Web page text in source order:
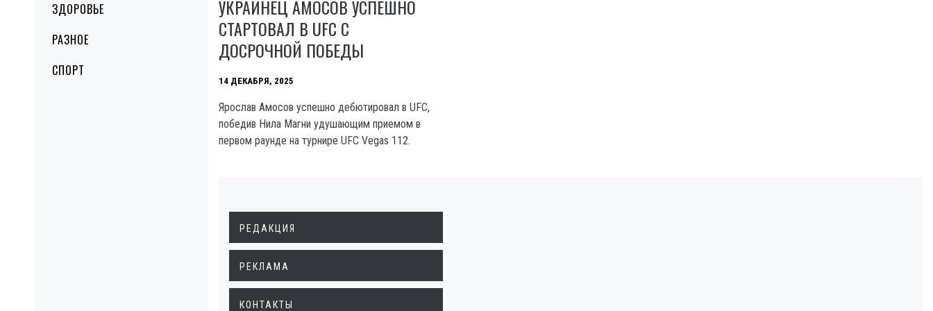
ЗДОРОВЬЕ
РАЗНОЕ
СПОРТ
УКРАИНЕЦ АМОСОВ УСПЕШНО
СТАРТОВАЛ В UFC С
ДОСРОЧНОЙ ПОБЕДЫ
14 ДЕКАБРЯ, 2025
Ярослав Амосов успешно дебютировал в UFC,
победив Нила Магни удушающим приемом в
первом раунде на турнире UFC Vegas 112.
РЕДАКЦИЯ
РЕКЛАМА
КОНТАКТЫ